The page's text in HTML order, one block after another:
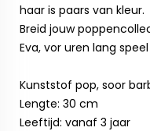
haar is paars van kleur.
Breid jouw
Eva, vor uren lang
Kunststof pop, soor
Lengte: 30 cm
Leeftijd: vanaf 3 jaar